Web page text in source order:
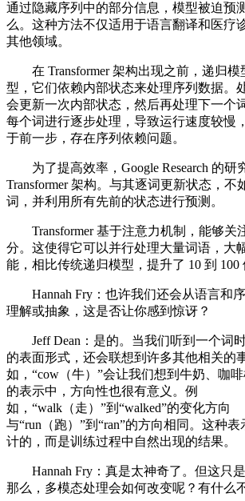
通过隐藏序列中的部分信息，模型被迫预
么。这种方法不仅适用于语言翻译和医疗
其他领域。
在 Transformer 架构出现之前，递归模
型，它们依赖内部状态来处理序列数据。
会更新一次内部状态，然后再处理下一个
每个词进行逐步处理，导致运行速度较慢
于前一步，存在序列依赖问题。
为了提高效率，Google Research 的研
Transformer 架构。与其逐词更新状态，不
词，并利用所有先前的状态进行预测。
Transformer 基于注意力机制，能够关
分。这使得它可以并行处理大量词语，大
能，相比传统递归模型，提升了 10 到 100
Hannah Fry：也许我们还会从语言和
理解或抽象，这是否让你感到惊讶？
Jeff Dean：是的。当我们听到一个词
的表面形式，还会联想到许多其他相关的
如，“cow（牛）”会让我们想到牛奶、咖
的表示中，方向性也很有意义。例
如，“walk（走）”到“walked”的变化方向
与“run（跑）”到“ran”的方向相同。这种
计的，而是训练过程中自然出现的结果。
Hannah Fry：真是太神奇了。但这只是
那么，多模态处理会如何改变呢？有什么